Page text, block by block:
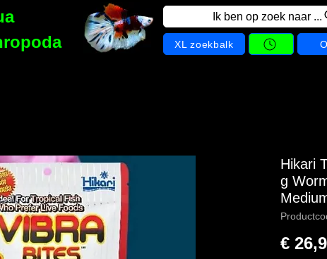
Ik ben op zoek naar ...
XL zoekbalk
Hikari
g
€